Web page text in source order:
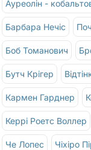
Ауреолін -
Барбара Нечіс
Боб Томанович
Бутч Крігер
Кармен Гарднер
Керрі Роетс Воллер
Че Лопес Чіхіро